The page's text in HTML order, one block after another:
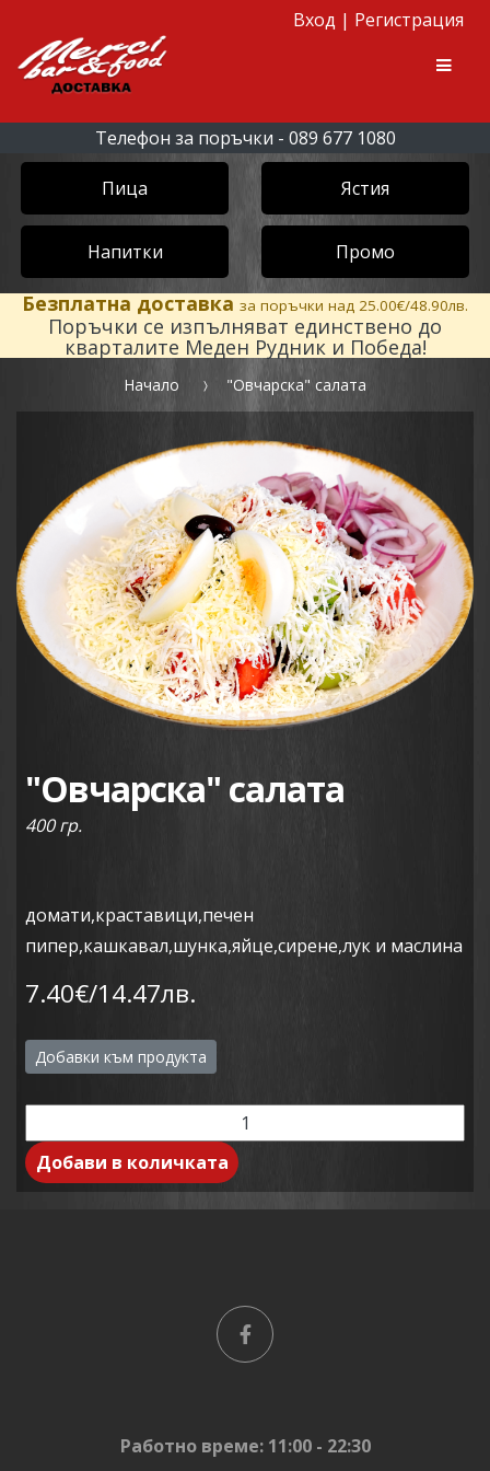
Вход | Регистрация
Skip to navigation
Skip to content
Телефон за поръчки - 089 677 1080
Пица Ястия
Напитки Промо
Безплатна доставка за поръчки над 25.00€/48.90лв.
Поръчки се изпълняват единствено до
кварталите Меден Рудник и Победа!
Начало "Овчарска" салата
"Овчарска" салата
400 гр.
домати,краставици,печен
пипер,кашкавал,шунка,яйце,сирене,лук и маслина
7.40€/14.47лв.
Добавки към продукта
Добави в количката
Работно време: 11:00 - 22:30